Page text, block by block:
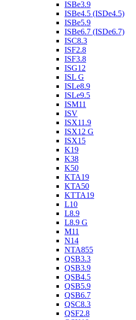
ISBe3.9
ISBe4.5 (ISDe4.5)
ISBe5.9
ISBe6.7 (ISDe6.7)
ISC8.3
ISF2.8
ISF3.8
ISG12
ISL G
ISLe8.9
ISLe9.5
ISM11
ISV
ISX11.9
ISX12 G
ISX15
K19
K38
K50
KTA19
KTA50
KTTA19
L10
L8.9
L8.9 G
M11
N14
NTA855
QSB3.3
QSB3.9
QSB4.5
QSB5.9
QSB6.7
QSC8.3
QSF2.8